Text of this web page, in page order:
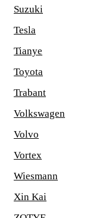
Suzuki
Tesla
Tianye
Toyota
Trabant
Volkswagen
Volvo
Vortex
Wiesmann
Xin Kai